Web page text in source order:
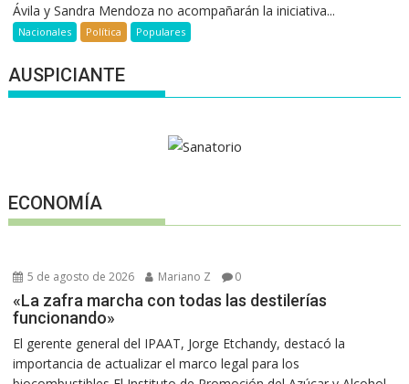
Ávila y Sandra Mendoza no acompañarán la iniciativa...
Nacionales Política Populares
AUSPICIANTE
ECONOMÍA
5 de agosto de 2026 Mariano Z 0
«La zafra marcha con todas las destilerías
funcionando»
El gerente general del IPAAT, Jorge Etchandy, destacó la
importancia de actualizar el marco legal para los